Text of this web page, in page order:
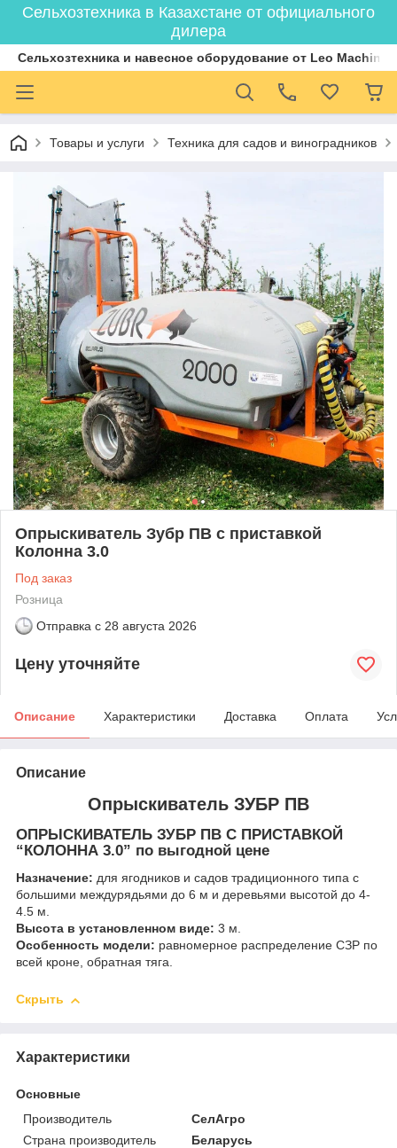
Сельхозтехника в Казахстане от официального
дилера
Cельхозтехника и навесное оборудование от Leo
Товары и услуги Техника для садов и виноградников
Опрыскиватель Зубр ПВ с приставкой
Колонна 3.0
Под заказ
Розница
Отправка с 28 августа 2026
Цену уточняйте
Описание Характеристики Доставка Оплата
Описание
Опрыскиватель ЗУБР ПВ
ОПРЫСКИВАТЕЛЬ ЗУБР ПВ С ПРИСТАВКОЙ
“КОЛОННА 3.0” по выгодной цене
Назначение: для ягодников и садов традиционного типа с
большими междурядьями до 6 м и деревьями высотой до 4-
4.5 м.
Высота в установленном виде: 3 м.
Особенность модели: равномерное распределение СЗР по
всей кроне, обратная тяга.
Скрыть
Характеристики
Основные
Производитель
СелАгро
Страна производитель
Беларусь